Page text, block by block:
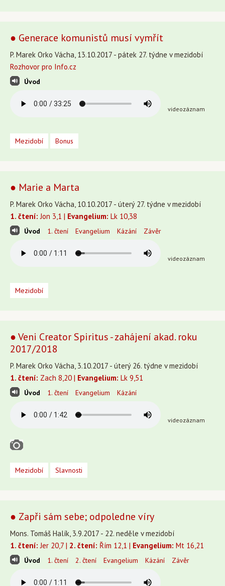
● Generace komunistů musí vymřít
P. Marek Orko Vácha, 13.10.2017 - pátek 27. týdne v mezidobí
Rozhovor pro Info.cz
Úvod
videozáznam
Mezidobí Bonus
● Marie a Marta
P. Marek Orko Vácha, 10.10.2017 - úterý 27. týdne v mezidobí
1. čtení: Jon 3,1 | Evangelium: Lk 10,38
Úvod 1. čtení Evangelium Kázání Závěr
videozáznam
Mezidobí
● Veni Creator Spiritus - zahájení akad. roku
2017/2018
P. Marek Orko Vácha, 3.10.2017 - úterý 26. týdne v mezidobí
1. čtení: Zach 8,20 | Evangelium: Lk 9,51
Úvod 1. čtení Evangelium Kázání
videozáznam
Mezidobí Slavnosti
● Zapři sám sebe; odpoledne víry
Mons. Tomáš Halík, 3.9.2017 - 22. neděle v mezidobí
1. čtení: Jer 20,7 | 2. čtení: Řím 12,1 | Evangelium: Mt 16,21
Úvod 1. čtení 2. čtení Evangelium Kázání Závěr